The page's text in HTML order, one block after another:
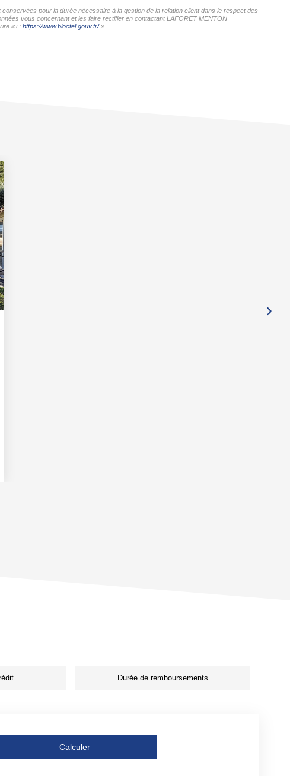
pour la durée nécessaire à la gestion de la relation client dans le respect des
vous concernant et les faire rectifier en contactant LAFORET MENTON
ici : https://www.bloctel.gouv.fr/»
Durée de remboursements